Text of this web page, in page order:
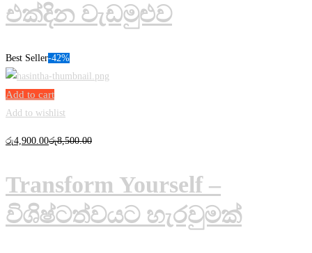
එක්දින වැඩමුළුව
Best Seller-42%
Add to cart
Add to wishlist
රු4,900.00රු8,500.00
Transform Yourself –
විශිෂ්ටත්වයට හැරවුමක්